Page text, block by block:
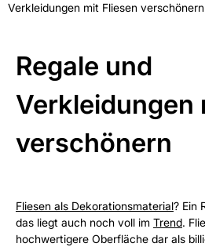
Verkleidungen mit Fliesen verschönern
Regale und
Verkleidungen
verschönern
Fliesen als Dekorationsmaterial? Ein
das liegt auch noch voll im Trend.
hochwertigere Oberfläche dar als